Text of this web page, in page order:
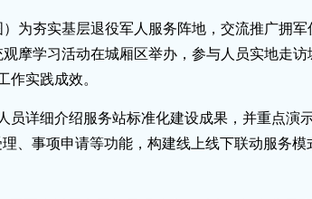
为夯实基层退役军人服务阵地，交流推广拥
摩学习活动在城厢区举办，参与人员实地走
作实践成效。
员详细介绍服务站标准化建设成果，并重点
、事项申请等功能，构建线上线下联动服务